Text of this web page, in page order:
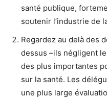
santé publique,
soutenir l’industrie de
Regardez au delà des
dessus –ils négligent
des plus importantes
sur la santé. Les
une plus large